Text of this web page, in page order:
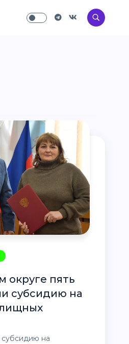
субсидию на